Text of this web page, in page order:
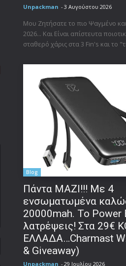
Όνομα:*
Unpackman - 3 Αυγούστου 2026
Μου Ζητήσατε το πιο Ψαγμένο
2026... Και Είναι απίστευτα
σταθερό χάρις στα 3 Fin's και το
Blog
Πάντα ΜΑΖΙ!!! Με 4
ενσωματωμένα
20000mah. Το Power
λατρέψεις! Στα 29€
ΕΛΛΑΔΑ…Charmast
& Giveaway)
Unpackman - 29 Ιουλίου 2026